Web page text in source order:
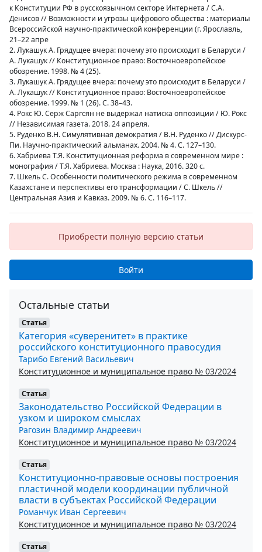
к Конституции РФ в русскоязычном секторе Интернета / С.А.
Денисов // Возможности и угрозы цифрового общества : материалы
Всероссийской научно-практической конференции (г. Ярославль,
21–22 апре
2. Лукашук А. Грядущее вчера: почему это происходит в Беларуси /
А. Лукашук // Конституционное право: Восточноевропейское
обозрение. 1998. № 4 (25).
3. Лукашук А. Грядущее вчера: почему это происходит в Беларуси /
А. Лукашук // Конституционное право: Восточноевропейское
обозрение. 1999. № 1 (26). С. 38–43.
4. Рокс Ю. Серж Саргсян не выдержал натиска оппозиции / Ю. Рокс
// Независимая газета. 2018. 24 апреля.
5. Руденко В.Н. Симулятивная демократия / В.Н. Руденко // Дискурс-
Пи. Научно-практический альманах. 2004. № 4. С. 127–130.
6. Хабриева Т.Я. Конституционная реформа в современном мире :
монография / Т.Я. Хабриева. Москва : Наука, 2016. 320 с.
7. Шкель С. Особенности политического режима в современном
Казахстане и перспективы его трансформации / С. Шкель //
Центральная Азия и Кавказ. 2009. № 6. С. 116–117.
Приобрести полную версию статьи
Войти
Остальные статьи
Статья
Категория «суверенитет» в практике
российского конституционного правосудия
Тарибо Евгений Васильевич
Конституционное и муниципальное право № 03/2024
Статья
Законодательство Российской Федерации в
узком и широком смыслах
Рагозин Владимир Андреевич
Конституционное и муниципальное право № 03/2024
Статья
Конституционно-правовые основы построения
пластичной модели координации публичной
власти в субъектах Российской Федерации
Романчук Иван Сергеевич
Конституционное и муниципальное право № 03/2024
Статья